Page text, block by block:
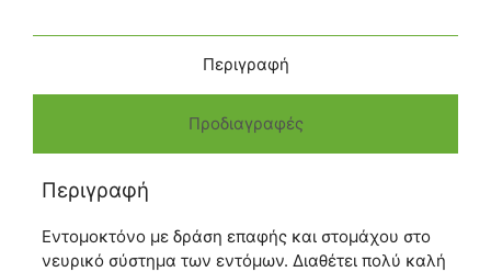
Περιγραφή
Προδιαγραφές
Περιγραφή
Εντομοκτόνο με δράση επαφής και στομάχου στο
νευρικό σύστημα των εντόμων. Διαθέτει πολύ καλή